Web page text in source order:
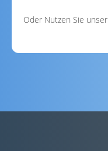
Oder Nutzen Sie unser